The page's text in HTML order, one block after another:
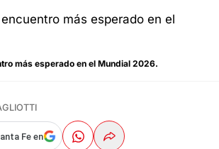
más esperado en el Mundial 2026.
Fe en